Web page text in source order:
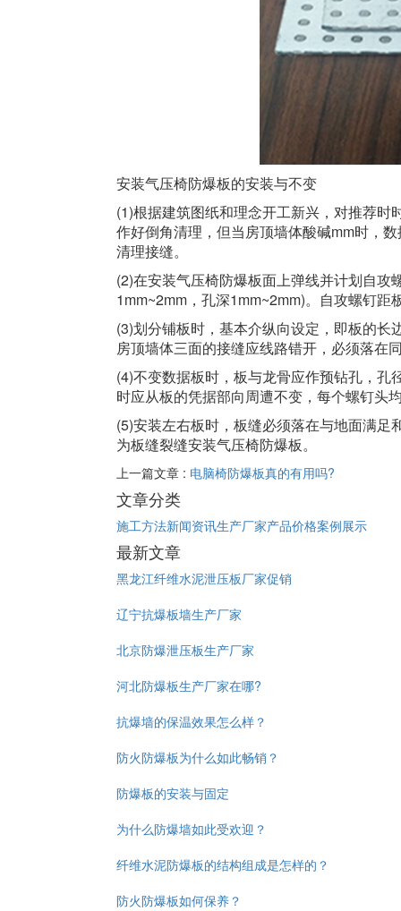
安装气压椅防爆板的安装与不变
(1)根据建筑图纸和理念开工新兴，对推荐
作好倒角清理，但当房顶墙体酸碱mm时，
清理接缝。
(2)在安装气压椅防爆板面上弹线并计划自
1mm~2mm，孔深1mm~2mm)。自攻螺钉
(3)划分铺板时，基本介纵向设定，即板的
房顶墙体三面的接缝应线路错开，必须落在
(4)不变数据板时，板与龙骨应作预钻孔，
时应从板的凭据部向周遭不变，每个螺钉头
(5)安装左右板时，板缝必须落在与地面满
为板缝裂缝安装气压椅防爆板。
上一篇文章 : 电脑椅防爆板真的有用吗?
文章分类
施工方法新闻资讯生产厂家产品价格案例展示
最新文章
黑龙江纤维水泥泄压板厂家促销
辽宁抗爆板墙生产厂家
北京防爆泄压板生产厂家
河北防爆板生产厂家在哪?
抗爆墙的保温效果怎么样？
防火防爆板为什么如此畅销？
防爆板的安装与固定
为什么防爆墙如此受欢迎？
纤维水泥防爆板的结构组成是怎样的？
防火防爆板如何保养？